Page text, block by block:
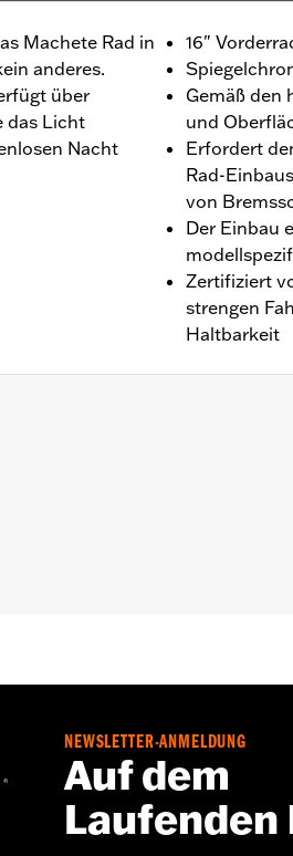
Machete Rad in
anderes.
über
das Licht
Nacht
16"
Gemäß den
und
Erfordert
Rad-
von
Der Einbau
Zertifiziert
strengen
Haltbarkeit
für Ritzel und
NEWSLETTER-ANMELDUNG
Auf dem
Laufenden